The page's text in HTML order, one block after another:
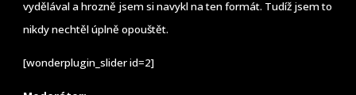
vydělával a hrozně jsem si navykl na ten formát. Tudíž jsem to
nikdy nechtěl úplně opouštět.
[wonderplugin_slider id=2]